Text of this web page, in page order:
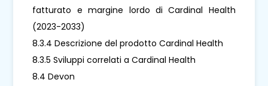
fatturato e margine lordo di Cardinal Health
(2023-2033)
8.3.4 Descrizione del prodotto Cardinal Health
8.3.5 Sviluppi correlati a Cardinal Health
8.4 Devon